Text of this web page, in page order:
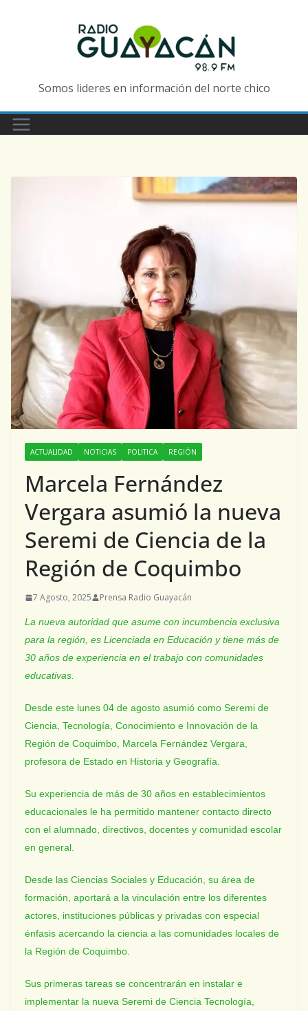
Somos lideres en información del norte chico
ACTUALIDAD NOTICIAS POLITICA REGIÓN
Marcela Fernández
Vergara asumió la nueva
Seremi de Ciencia de la
Región de Coquimbo
7 Agosto, 2025 Prensa Radio Guayacán
La nueva autoridad que asume con incumbencia exclusiva
para la región, es Licenciada en Educación y tiene más de
30 años de experiencia en el trabajo con comunidades
educativas.
Desde este lunes 04 de agosto asumió como Seremi de
Ciencia, Tecnología, Conocimiento e Innovación de la
Región de Coquimbo, Marcela Fernández Vergara,
profesora de Estado en Historia y Geografía.
Su experiencia de más de 30 años en establecimientos
educacionales le ha permitido mantener contacto directo
con el alumnado, directivos, docentes y comunidad escolar
en general.
Desde las Ciencias Sociales y Educación, su área de
formación, aportará a la vinculación entre los diferentes
actores, instituciones públicas y privadas con especial
énfasis acercando la ciencia a las comunidades locales de
la Región de Coquimbo.
Sus primeras tareas se concentrarán en instalar e
implementar la nueva Seremi de Ciencia Tecnología,